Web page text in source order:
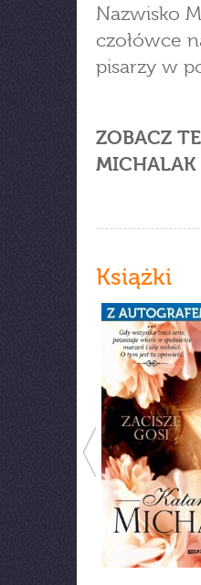
Nazwisko
czołówce
pisarzy w
ZOBACZ
MICHALAK
Książki